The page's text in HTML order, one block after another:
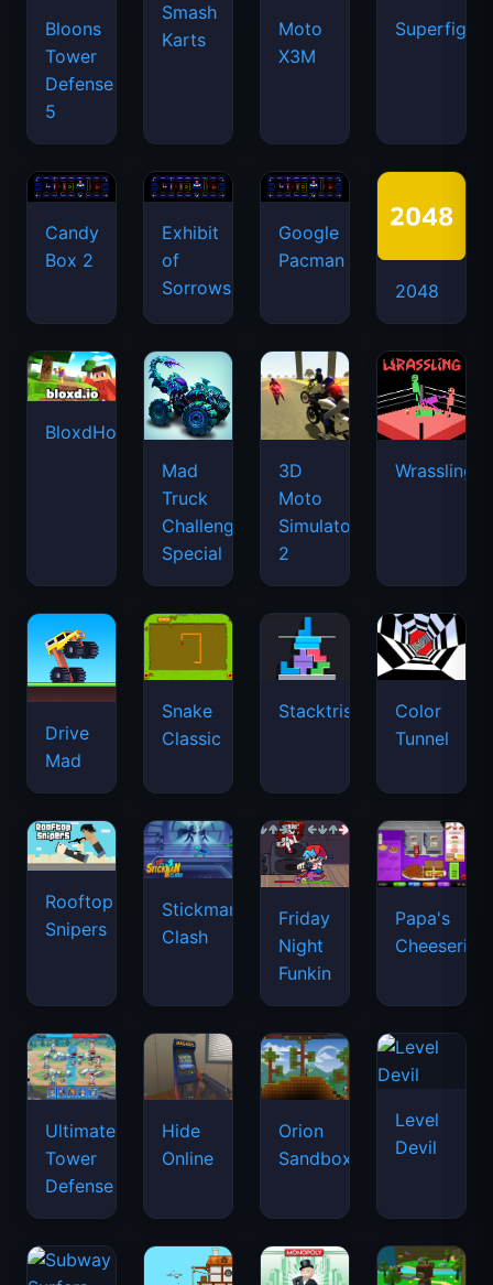
Bloons
Tower
Defense
5
Smash
Karts
Moto
X3M
Candy
Box 2
Exhibit
of
Sorrows
Google
Pacman
2048
BloxdHop.io
Mad
Truck
Challenge
Special
3D
Moto
Simulator
2
Wrassling
Drive
Mad
Snake
Classic
Stacktris
Color
Tunnel
Rooftop
Snipers
Stickman
Clash
Friday
Night
Funkin
Papa's
Cheeseria
Ultimate
Tower
Defense
Hide
Online
Orion
Sandbox
Level
Devil